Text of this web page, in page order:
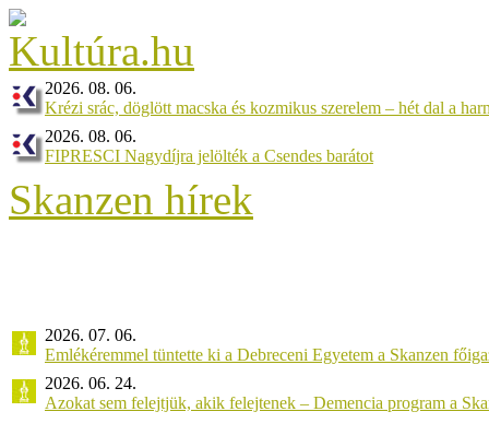
2026. 08. 06.
Krézi srác, döglött macska és kozmikus szerelem – hét dal a
2026. 08. 06.
FIPRESCI Nagydíjra jelölték a Csendes barátot
Skanzen hírek
2026. 07. 06.
Emlékéremmel tüntette ki a Debreceni Egyetem a Skanzen
2026. 06. 24.
Azokat sem felejtjük, akik felejtenek – Demencia program a